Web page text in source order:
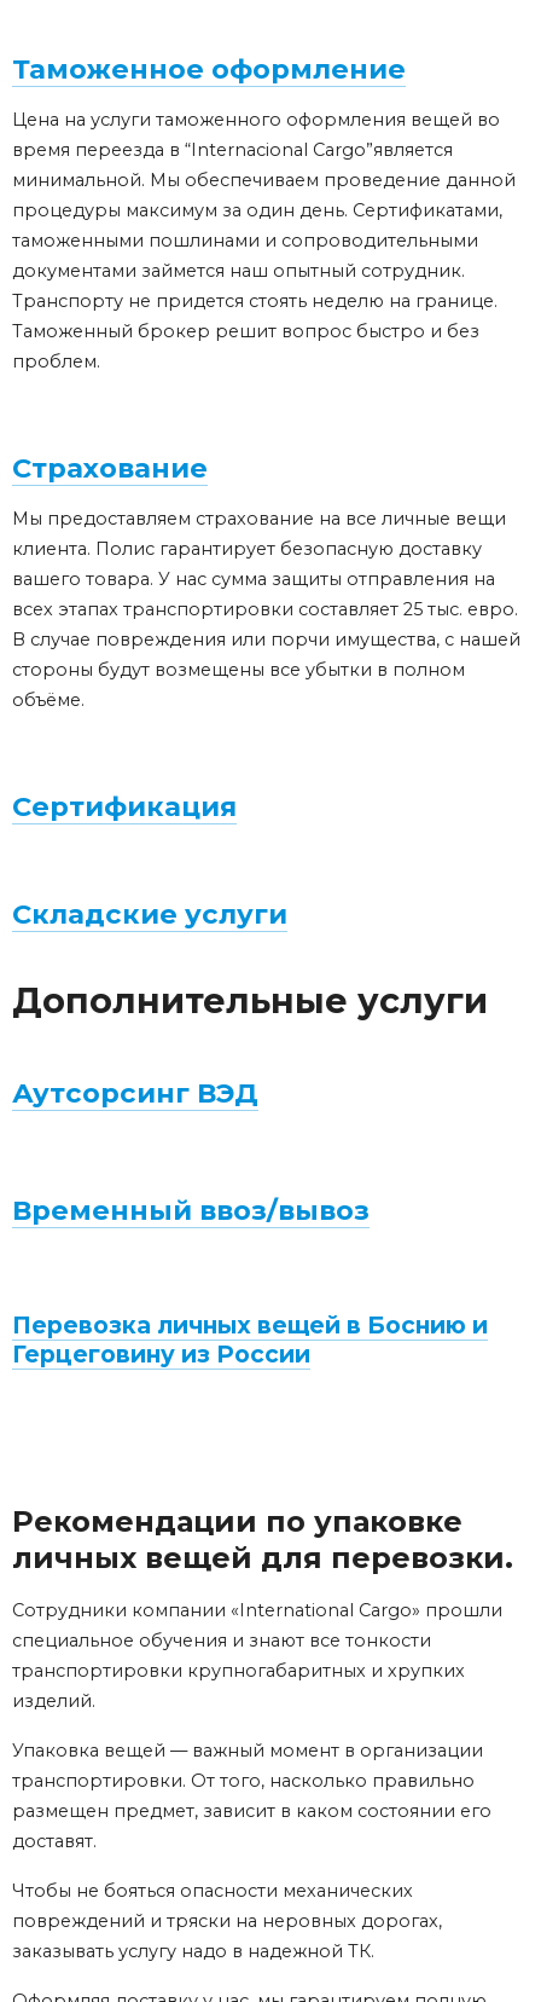
Таможенное оформление
Цена на услуги таможенного оформления вещей во
время переезда в “Internacional Cargo”является
минимальной. Мы обеспечиваем проведение данной
процедуры максимум за один день. Сертификатами,
таможенными пошлинами и сопроводительными
документами займется наш опытный сотрудник.
Транспорту не придется стоять неделю на границе.
Таможенный брокер решит вопрос быстро и без
проблем.
Страхование
Мы предоставляем страхование на все личные вещи
клиента. Полис гарантирует безопасную доставку
вашего товара. У нас сумма защиты отправления на
всех этапах транспортировки составляет 25 тыс. евро.
В случае повреждения или порчи имущества, с нашей
стороны будут возмещены все убытки в полном
объёме.
Сертификация
Складские услуги
Дополнительные услуги
Аутсорсинг ВЭД
Временный ввоз/вывоз
Перевозка личных вещей в Боснию и
Герцеговину из России
Рекомендации по упаковке
личных вещей для перевозки.
Сотрудники компании «International Cargo» прошли
специальное обучения и знают все тонкости
транспортировки крупногабаритных и хрупких
изделий.
Упаковка вещей — важный момент в организации
транспортировки. От того, насколько правильно
размещен предмет, зависит в каком состоянии его
доставят.
Чтобы не бояться опасности механических
повреждений и тряски на неровных дорогах,
заказывать услугу надо в надежной ТК.